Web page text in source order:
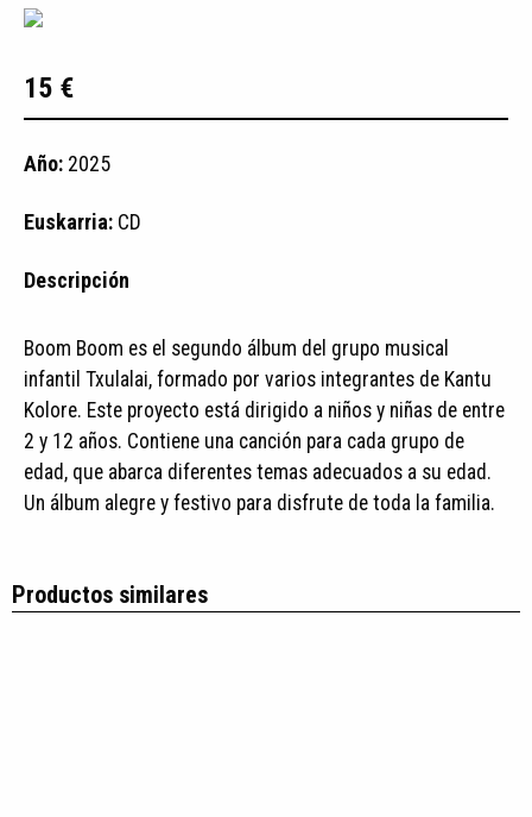
15 €
Año: 2025
Euskarria: CD
Descripción
Boom Boom es el segundo álbum del grupo musical
infantil Txulalai, formado por varios integrantes de Kantu
Kolore. Este proyecto está dirigido a niños y niñas de entre
2 y 12 años. Contiene una canción para cada grupo de
edad, que abarca diferentes temas adecuados a su edad.
Un álbum alegre y festivo para disfrute de toda la familia.
Productos similares